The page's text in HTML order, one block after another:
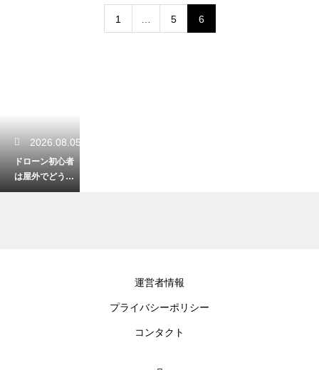
1 5 6
2026.08.05
ドローン初心者
は屋外でどう練
習すべき？初飛
運営者情報
プライバシーポリシー
コンタクト